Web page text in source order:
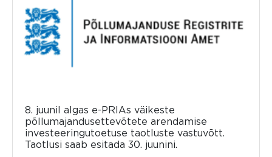
8. juunil algas e-PRIAs väikeste
põllumajandusettevõtete arendamise
investeeringutoetuse taotluste vastuvõtt.
Taotlusi saab esitada 30. juunini.